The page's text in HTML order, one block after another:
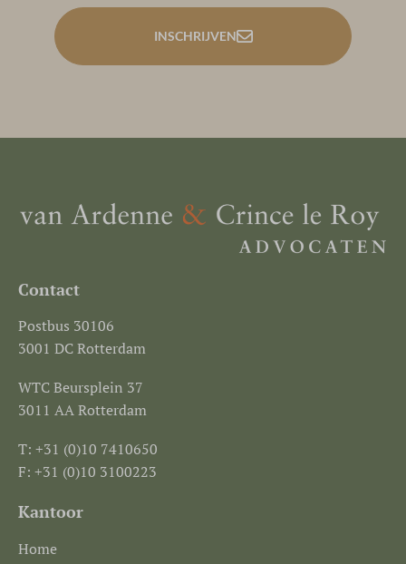
INSCHRIJVEN
Contact
Postbus 30106
3001 DC Rotterdam
WTC Beursplein 37
3011 AA Rotterdam
T: +31 (0)10 7410650
F: +31 (0)10 3100223
Kantoor
Home